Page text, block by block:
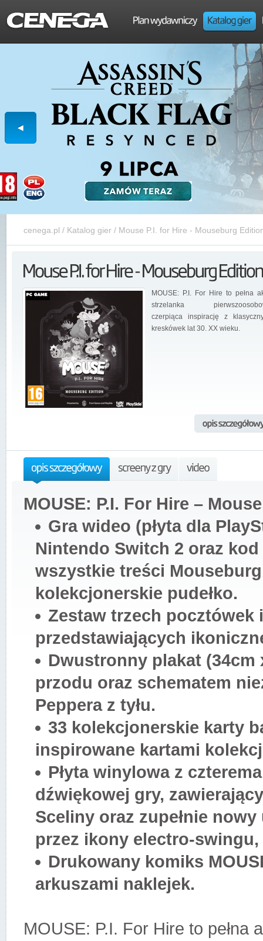
cenega.pl / Katalog gier/ Mouse P.I. for Hire - Mouseburg
MOUSE: P.I. For Hire to pełna
strzelanka
czerpiąca inspirację z
kreskówek lat 30. XX wieku.
MOUSE: P.I. For Hire –
Gra wideo (płyta dla
Nintendo Switch 2 oraz kod
wszystkie treści
kolekcjonerskie pudełko.
Zestaw trzech pocztówek
przedstawiających
Dwustronny plakat (34cm
przodu oraz schematem
Peppera z tyłu.
33 kolekcjonerskie karty
inspirowane kartami
Płyta winylowa z
dźwiękowej gry,
Sceliny oraz zupełnie
przez ikony electro-swingu,
Drukowany komiks
arkuszami naklejek.
MOUSE: P.I. For Hire to